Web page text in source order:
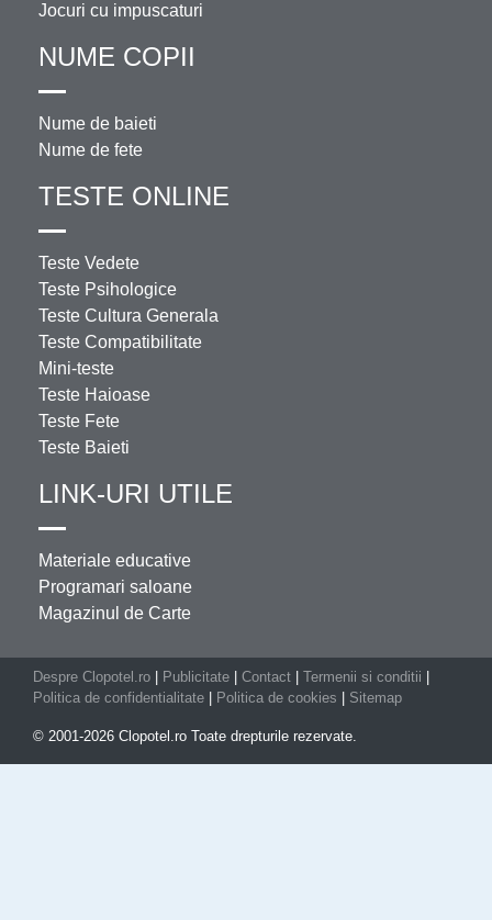
Jocuri cu impuscaturi
NUME COPII
Nume de baieti
Nume de fete
TESTE ONLINE
Teste Vedete
Teste Psihologice
Teste Cultura Generala
Teste Compatibilitate
Mini-teste
Teste Haioase
Teste Fete
Teste Baieti
LINK-URI UTILE
Materiale educative
Programari saloane
Magazinul de Carte
Despre Clopotel.ro Publicitate Contact Termenii si conditii
Politica de confidentialitate
Politica de cookies Sitemap
© 2001-2026 Clopotel.ro Toate drepturile rezervate.